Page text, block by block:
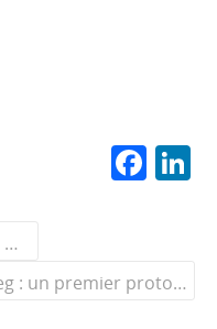
F
e
b Print my leg : un premier prototype